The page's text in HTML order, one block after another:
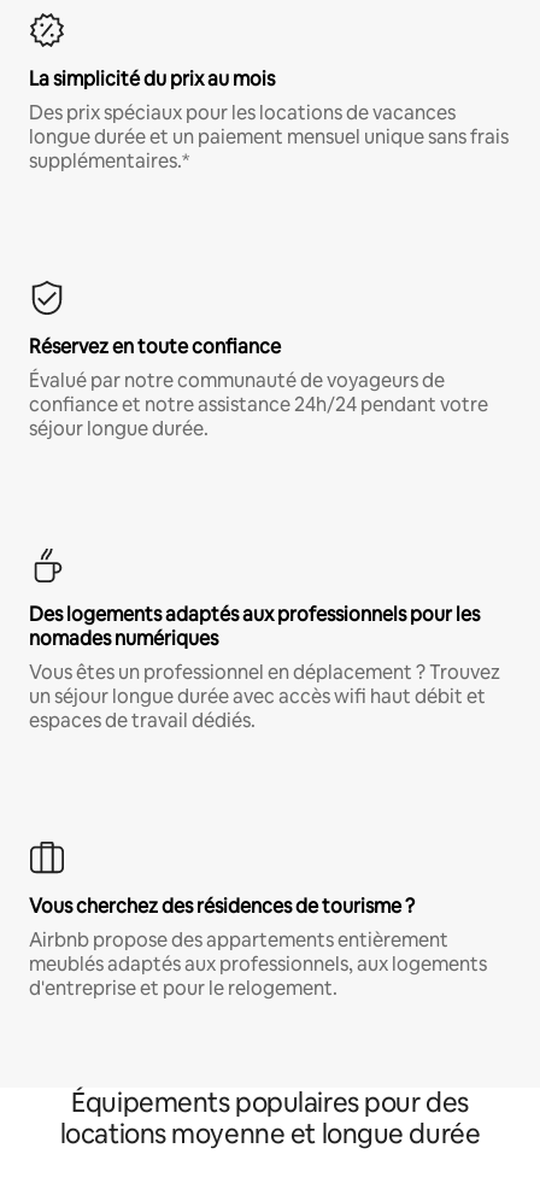
La simplicité du prix au mois
Des prix spéciaux pour les locations de vacances
longue durée et un paiement mensuel unique sans frais
supplémentaires.*
Réservez en toute confiance
Évalué par notre communauté de voyageurs de
confiance et notre assistance 24h/24 pendant votre
séjour longue durée.
Des logements adaptés aux professionnels pour les
nomades numériques
Vous êtes un professionnel en déplacement ? Trouvez
un séjour longue durée avec accès wifi haut débit et
espaces de travail dédiés.
Vous cherchez des résidences de tourisme ?
Airbnb propose des appartements entièrement
meublés adaptés aux professionnels, aux logements
d'entreprise et pour le relogement.
Équipements populaires pour des
locations moyenne et longue durée